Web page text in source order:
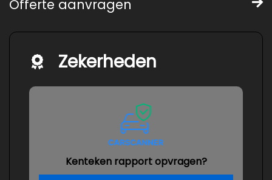
Offerte aanvragen
Zekerheden
Kenteken rapport opvragen?